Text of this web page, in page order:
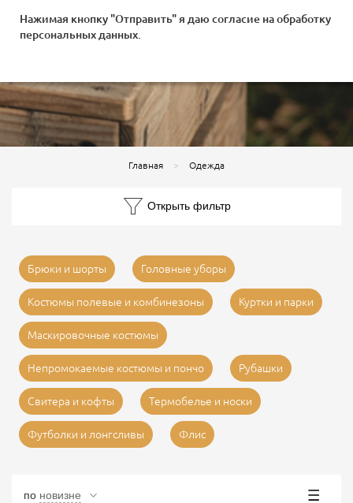
Нажимая кнопку "Отправить" я даю согласие наобработку
персональных данных
Главная Одежда
Открыть фильтр
Брюки и шорты Головные уборы
Костюмы полевые и комбинезоны Куртки и парки
Маскировочные костюмы
Непромокаемые костюмы и пончо Рубашки
Свитера и кофты Термобелье и носки
Футболки и лонгсливы Флис
по новизне